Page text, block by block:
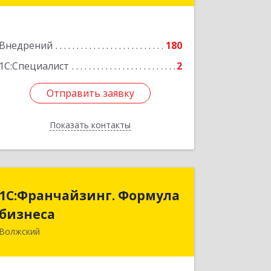
Внедрений
180
1С:Специалист
2
Отправить заявку
Показать контакты
Подробнее
Отправить заявку
Назад
1С:Франчайзинг. Формула
бизнеса
Волжский
1С:Франчайзинг. Формула
бизнеса
404133, Волгоградская обл, Волжский